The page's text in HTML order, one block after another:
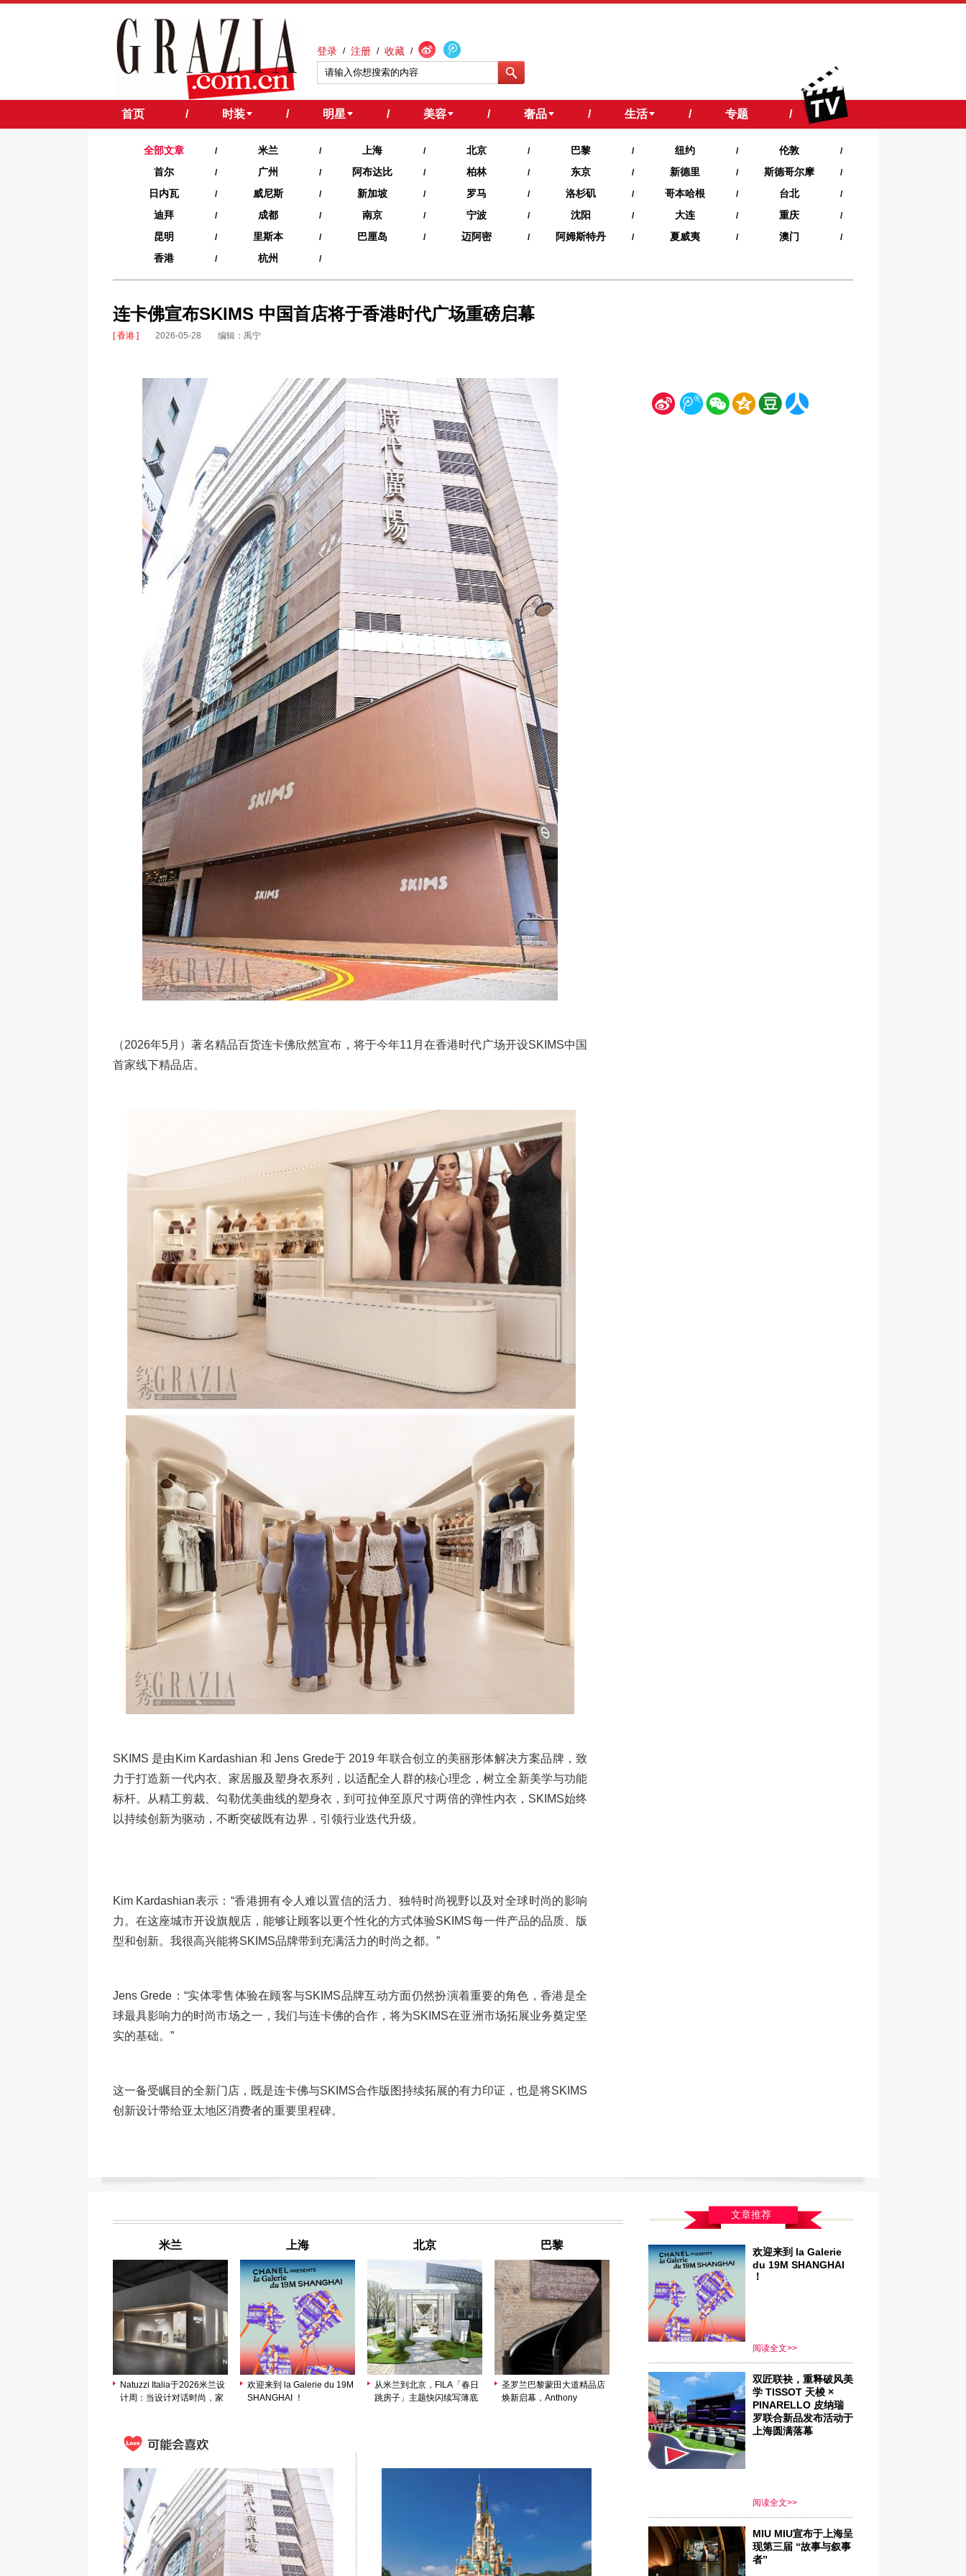
登录 / 注册 / 收藏 /
首页 / 时装 / 明星 / 美容 / 奢品 / 生活 / 专题 /
全部文章 / 米兰 / 上海 / 北京 / 巴黎 / 纽约 / 伦敦 /
首尔 / 广州 / 阿布达比 / 柏林 / 东京 / 新德里 / 斯德哥尔摩 /
日内瓦 / 威尼斯 / 新加坡 / 罗马 / 洛杉矶 / 哥本哈根 / 台北 /
迪拜 / 成都 / 南京 / 宁波 / 沈阳 / 大连 / 重庆 /
昆明 / 里斯本 / 巴厘岛 / 迈阿密 / 阿姆斯特丹 / 夏威夷‍ / 澳门 /
香港 / 杭州 /
连卡佛宣布SKIMS 中国首店将于香港时代广场重磅启幕
[ 香港 ] 2026-05-28 编辑：禹宁
（2026年5月）著名精品百货连卡佛欣然宣布，将于今年11月在香港时代广场开设SKIMS中国
首家线下精品店。
SKIMS 是由Kim Kardashian 和 Jens Grede于 2019 年联合创立的美丽形体解决方案品牌，致
力于打造新一代内衣、家居服及塑身衣系列，以适配全人群的核心理念，树立全新美学与功能
标杆。从精工剪裁、勾勒优美曲线的塑身衣，到可拉伸至原尺寸两倍的弹性内衣，SKIMS始终
以持续创新为驱动，不断突破既有边界，引领行业迭代升级。
Kim Kardashian表示：“香港拥有令人难以置信的活力、独特时尚视野以及对全球时尚的影响
力。在这座城市开设旗舰店，能够让顾客以更个性化的方式体验SKIMS每一件产品的品质、版
型和创新。我很高兴能将SKIMS品牌带到充满活力的时尚之都。”
Jens Grede：“实体零售体验在顾客与SKIMS品牌互动方面仍然扮演着重要的角色，香港是全
球最具影响力的时尚市场之一，我们与连卡佛的合作，将为SKIMS在亚洲市场拓展业务奠定坚
实的基础。”
这一备受瞩目的全新门店，既是连卡佛与SKIMS合作版图持续拓展的有力印证，也是将SKIMS
创新设计带给亚太地区消费者的重要里程碑。
新 腾 微 空 豆
米兰
Natuzzi Italia于2026米兰设
计周：当设计对话时尚，家
上海
欢迎来到 la Galerie du 19M
SHANGHAI ！
北京
从米兰到北京，FILA「春日
跳房子」主题快闪续写薄底
巴黎
圣罗兰巴黎蒙田大道精品店
焕新启幕，Anthony
文章推荐
欢迎来到 la Galerie
du 19M SHANGHAI
！
阅读全文>>
双匠联袂，重释破风美
学 TISSOT 天梭 ×
PINARELLO 皮纳瑞
罗联合新品发布活动于
上海圆满落幕
阅读全文>>
MIU MIU宣布于上海呈
现第三届 “故事与叙事
者”